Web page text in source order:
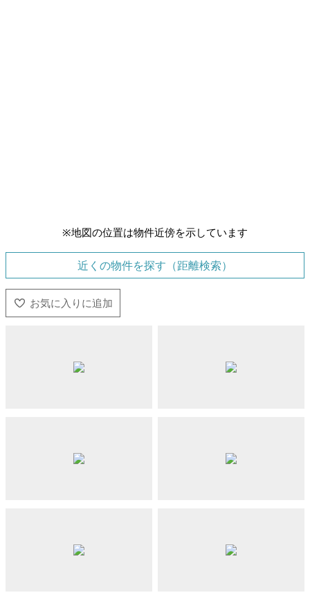
※地図の位置は物件近傍を示しています
近くの物件を探す（距離検索）